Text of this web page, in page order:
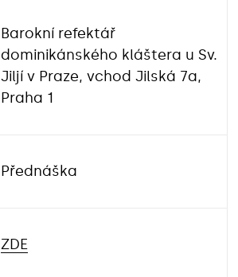
Barokní refektář
dominikánského kláštera u Sv.
Jiljí v Praze, vchod Jilská 7a,
Praha 1
Přednáška
ZDE